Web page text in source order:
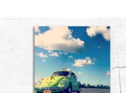
la
favorite